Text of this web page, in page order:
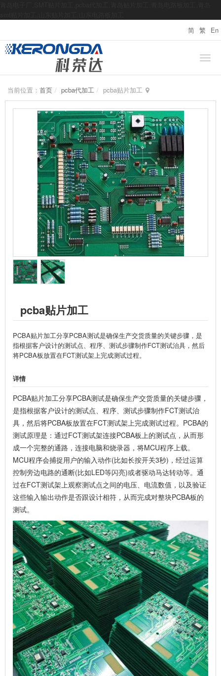
简 繁 En
当前位置： 首页 pcba代加工 pcba贴片加工
pcba贴片加工
PCBA贴片加工分享PCBA测试是确保生产交货质量的关键步骤，是
指根据客户设计的测试点、程序、测试步骤制作FCT测试治具，然后
将PCBA板放置在FCT测试架上完成测试过程。
详情
PCBA贴片加工分享PCBA测试是确保生产交货质量的关键步骤，
是指根据客户设计的测试点、程序、测试步骤制作FCT测试治
具，然后将PCBA板放置在FCT测试架上完成测试过程。PCBA的
测试原理是：通过FCT测试架连接PCBA板上的测试点，从而形
成一个完整的通路，连接电脑和烧录器，将MCU程序上载。
MCU程序会捕捉用户的输入动作(比如长按开关3秒)，经过运算
控制旁边电路的通断(比如LED等闪亮)或者驱动马达转动等。通
过在FCT测试架上观察测试点之间的电压、电流数值，以及验证
这些输入输出动作是否跟设计相符，从而完成对整块PCBA板的
测试。